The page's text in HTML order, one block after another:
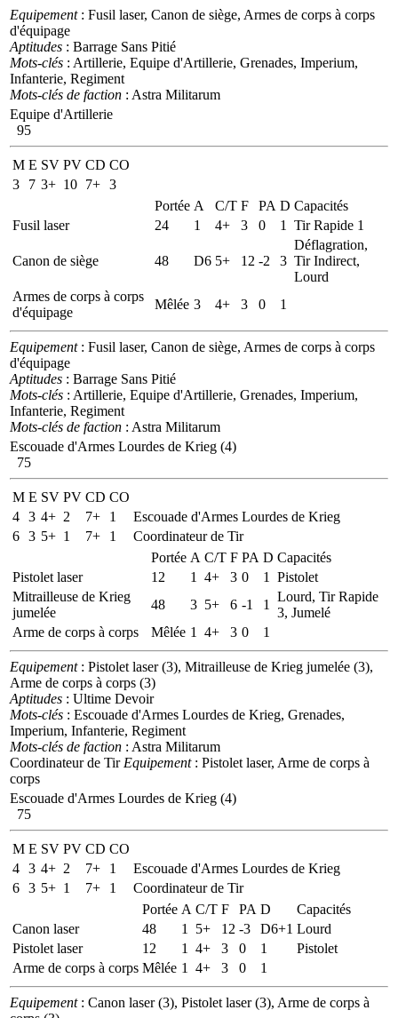
Equipement: Fusil laser, Canon de siège, Armes de corps à corps
d'équipage
Aptitudes : Barrage Sans Pitié
Mots-clés : Artillerie, Equipe d'Artillerie, Grenades, Imperium,
Infanterie, Regiment
Mots-clés de faction : Astra Militarum
Equipe d'Artillerie
95
M E SV PV CD CO
3
7 3+ 10 7+ 3
Portée A C/T F PA D Capacités
Fusil laser
24 1 4+ 3 0 1 Tir Rapide 1
Canon de siège 48 D6 5+ 12 -2 3
Déflagration,
Tir Indirect,
Lourd
Armes de corps à corps
d'équipage
Mêlée 3 4+ 3 0 1
Equipement: Fusil laser, Canon de siège, Armes de corps à corps
d'équipage
Aptitudes : Barrage Sans Pitié
Mots-clés : Artillerie, Equipe d'Artillerie, Grenades, Imperium,
Infanterie, Regiment
Mots-clés de faction : Astra Militarum
Escouade d'Armes Lourdes de Krieg (4)
75
M E SV PV CD CO
4 3 4+ 2 7+ 1
Escouade d'Armes Lourdes de Krieg
6 3 5+ 1 7+ 1
Coordinateur de Tir
Portée A C/T F PA D Capacités
Pistolet laser
12 1 4+ 3 0 1
Pistolet
Mitrailleuse de Krieg
jumelée
48 3 5+ 6 -1 1
Lourd, Tir Rapide
3, Jumelé
Arme de corps à corps
Mêlée 1 4+ 3 0 1
Equipement: Pistolet laser (3), Mitrailleuse de Krieg jumelée (3),
Arme de corps à corps (3)
Aptitudes : Ultime Devoir
Mots-clés : Escouade d'Armes Lourdes de Krieg, Grenades,
Imperium, Infanterie, Regiment
Mots-clés de faction : Astra Militarum
Coordinateur de Tir Equipement: Pistolet laser, Arme de corps à
corps
Escouade d'Armes Lourdes de Krieg (4)
75
M E SV PV CD CO
4 3 4+ 2 7+ 1
Escouade d'Armes Lourdes de Krieg
6 3 5+ 1 7+ 1
Coordinateur de Tir
Portée A C/T F PA D
Capacités
Canon laser
48 1 5+ 12 -3 D6+1 Lourd
Pistolet laser
12 1 4+ 3 0 1
Pistolet
Arme de corps à corps Mêlée 1 4+ 3 0 1
Equipement: Canon laser (3), Pistolet laser (3), Arme de corps à